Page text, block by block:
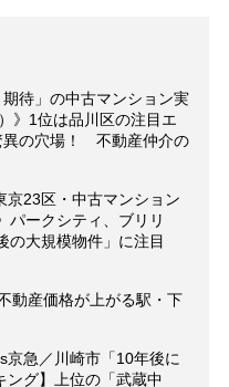
待」の中古マンション実
》1位は品川区の注目エ
異の穴場！ 不動産仲介の
京23区・中古マンション
パークシティ、ブリリ
の大規模物件」に注目
動産価格が上がる駅・下
京急／川崎市「10年後に
ング】上位の「武蔵中